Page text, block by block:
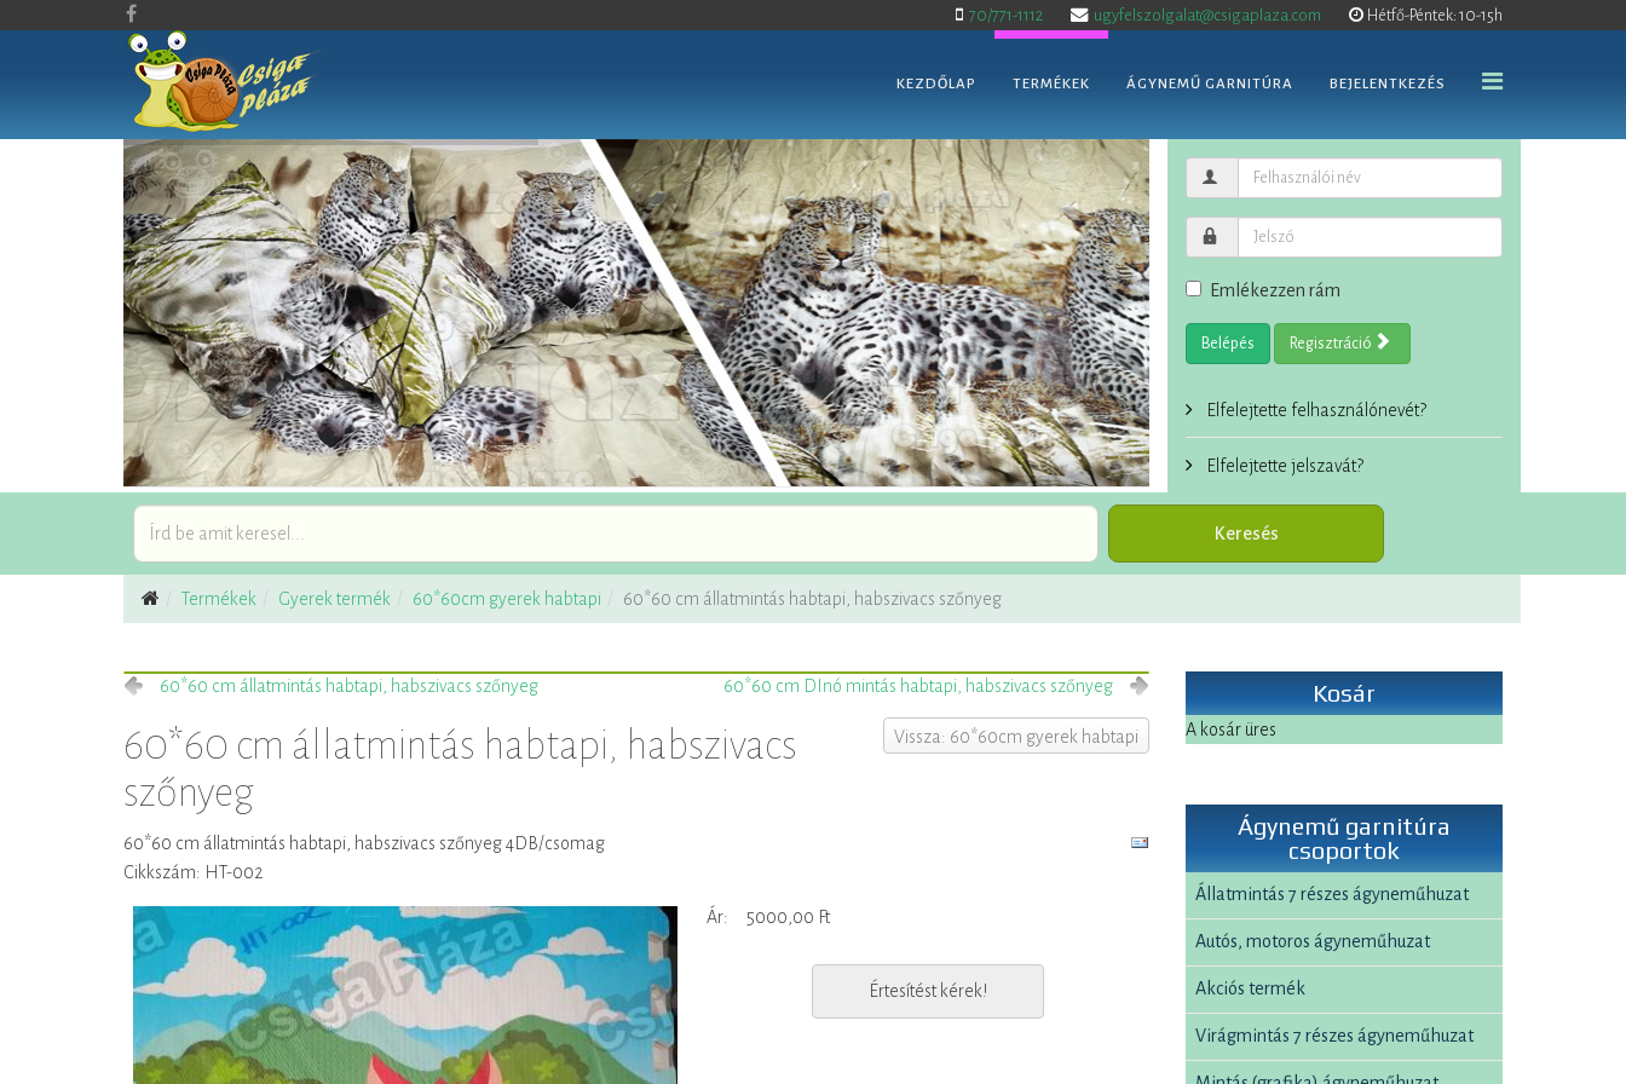
70/771-1112 ugyfelszolgalat@csigaplaza.com Hétfő-Péntek: 10-15h
KEZDŐLAP TERMÉKEK ÁGYNEMŰ GARNITÚRA BEJELENTKEZÉS
Emlékezzen rám
Belépés Regisztráció
Elfelejtette felhasználónevét?
Elfelejtette jelszavát?
Termékek Gyerek termék 60*60cm gyerek habtapi 60*60 cm állatmintás habtapi, habszivacs szőnyeg
60*60 cm állatmintás habtapi, habszivacs szőnyeg 60*60 cm DInó mintás habtapi, habszivacs szőnyeg
Vissza: 60*60cm gyerek habtapi
60*60 cm állatmintás habtapi, habszivacs
szőnyeg
60*60 cm állatmintás habtapi, habszivacs szőnyeg 4DB/csomag
Cikkszám: HT-002
Ár: 5000,00 Ft
Értesítést kérek!
Kosár
A kosár üres
Ágynemű garnitúra
csoportok
Állatmintás 7 részes ágyneműhuzat
Autós, motoros ágyneműhuzat
Akciós termék
Virágmintás 7 részes ágyneműhuzat